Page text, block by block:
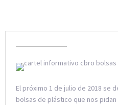
El próximo 1 de julio de 2018 se
bolsas de plástico que nos